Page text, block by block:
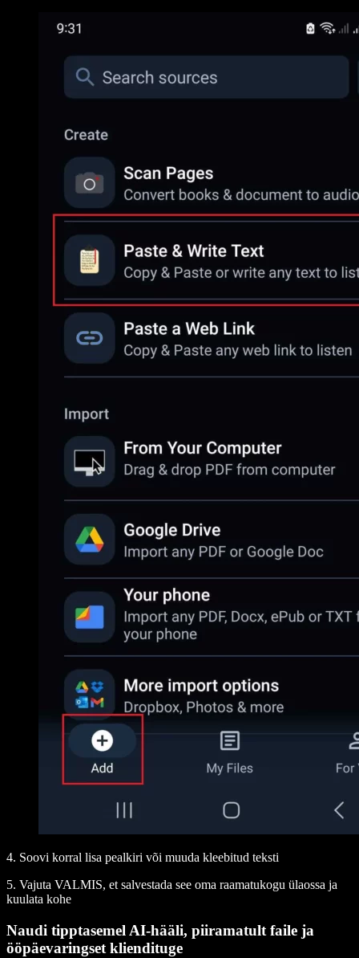
4. Soovi korral lisa pealkiri või muuda kleebitud teksti
5. Vajuta VALMIS, et salvestada see oma raamatukogu ülaossa ja
kuulata kohe
Naudi tipptasemel AI-hääli, piiramatult faile ja
ööpäevaringset kliendituge